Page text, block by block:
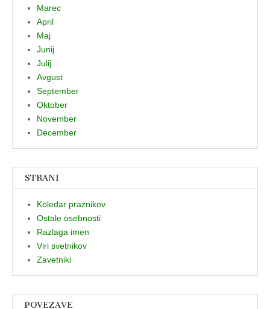
Marec
April
Maj
Junij
Julij
Avgust
September
Oktober
November
December
STRANI
Koledar praznikov
Ostale osebnosti
Razlaga imen
Viri svetnikov
Zavetniki
POVEZAVE